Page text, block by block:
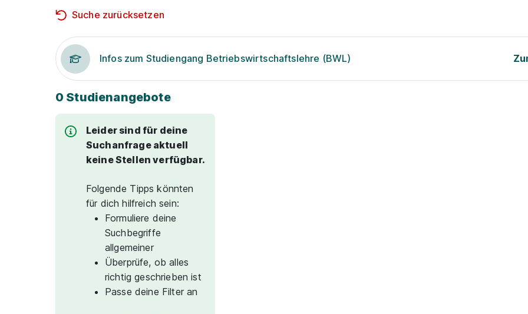
Suche zurücksetzen
Infos zum Studiengang Betriebswirtschaftslehre (BWL)
0 Studienangebote
Leider sind für deine
Suchanfrage aktuell
keine Stellen verfügbar.
Folgende Tipps könnten
für dich hilfreich sein:
Formuliere deine
Suchbegriffe
allgemeiner
Überprüfe, ob alles
richtig geschrieben ist
Passe deine Filter an